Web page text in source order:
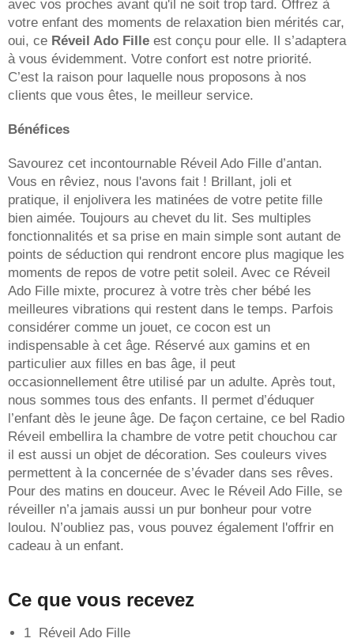
avec vos proches avant qu'il ne soit trop tard. Offrez à
votre enfant des moments de relaxation bien mérités car,
oui, ce Réveil Ado Fille est conçu pour elle. Il s’adaptera
à vous évidemment. Votre confort est notre priorité.
C’est la raison pour laquelle nous proposons à nos
clients que vous êtes, le meilleur service.
Bénéfices
Savourez cet incontournable Réveil Ado Fille d’antan.
Vous en rêviez, nous l'avons fait ! Brillant, joli et
pratique, il enjolivera les matinées de votre petite fille
bien aimée. Toujours au chevet du lit. Ses multiples
fonctionnalités et sa prise en main simple sont autant de
points de séduction qui rendront encore plus magique les
moments de repos de votre petit soleil. Avec ce Réveil
Ado Fille mixte, procurez à votre très cher bébé les
meilleures vibrations qui restent dans le temps. Parfois
considérer comme un jouet, ce cocon est un
indispensable à cet âge. Réservé aux gamins et en
particulier aux filles en bas âge, il peut
occasionnellement être utilisé par un adulte. Après tout,
nous sommes tous des enfants. Il permet d’éduquer
l’enfant dès le jeune âge. De façon certaine, ce bel Radio
Réveil embellira la chambre de votre petit chouchou car
il est aussi un objet de décoration. Ses couleurs vives
permettent à la concernée de s’évader dans ses rêves.
Pour des matins en douceur. Avec le Réveil Ado Fille, se
réveiller n’a jamais aussi un pur bonheur pour votre
loulou. N’oubliez pas, vous pouvez également l'offrir en
cadeau à un enfant.
Ce que vous recevez
1 Réveil Ado Fille